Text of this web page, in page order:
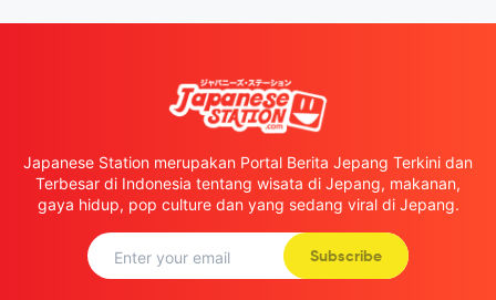
Japanese Station merupakan Portal Berita Jepang Terkini dan
Terbesar di Indonesia tentang wisata di Jepang, makanan,
gaya hidup, pop culture dan yang sedang viral di Jepang.
Subscribe